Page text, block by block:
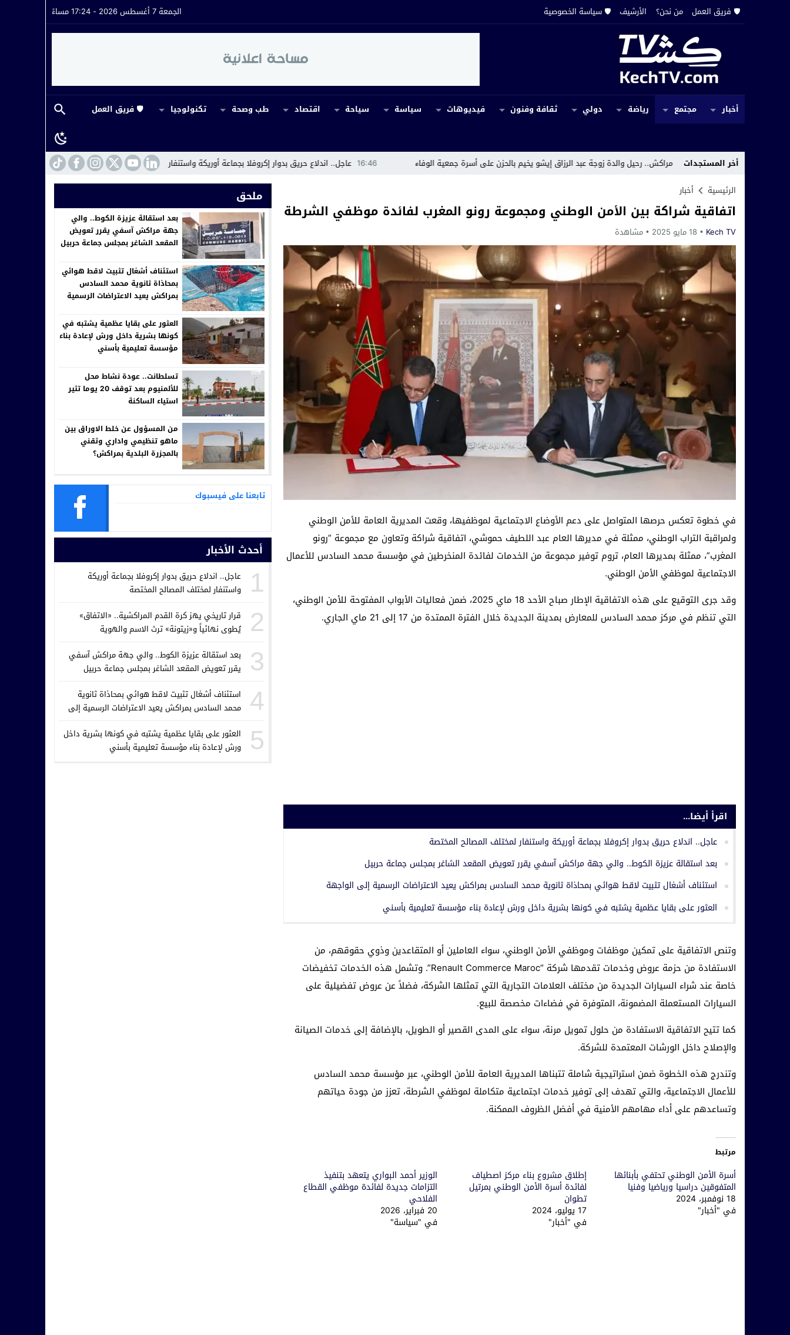
🛡️ فريق العمل من نحن؟ الأرشيف 🛡️ سياسة الخصوصية الجمعة 7 أغسطس 2026 - 17:24 مساءً
أخبار مجتمع رياضة دولي ثقافة وفنون فيديوهات سياسة سياحة اقتصاد طب وصحة تكنولوجيا 🛡️ فريق العمل
أخر المستجدات 16:46 عاجل.. اندلاع حريق بدوار إكروفلا بجماعة أوريكة واستنفار لمختلف المصالح المختصة 16:35 قرار تاريخي يهز كرة القدم
مراكش.. رحيل والدة زوجة عبد الرزاق إيشو يخيم بالحزن على أسرة جمعية الوفاء
الرئيسية
أخبار
اتفاقية شراكة بين الأمن الوطني ومجموعة رونو المغرب لفائدة موظفي الشرطة
Kech TV 18 مايو 2025 مشاهدة
في خطوة تعكس حرصها المتواصل على دعم الأوضاع الاجتماعية لموظفيها، وقعت المديرية العامة للأمن الوطني
ولمراقبة التراب الوطني، ممثلة في مديرها العام عبد اللطيف حموشي، اتفاقية شراكة وتعاون مع مجموعة “رونو
المغرب”، ممثلة بمديرها العام، تروم توفير مجموعة من الخدمات لفائدة المنخرطين في مؤسسة محمد السادس للأعمال
الاجتماعية لموظفي الأمن الوطني.
وقد جرى التوقيع على هذه الاتفاقية الإطار صباح الأحد 18 ماي 2025، ضمن فعاليات الأبواب المفتوحة للأمن الوطني،
التي تنظم في مركز محمد السادس للمعارض بمدينة الجديدة خلال الفترة الممتدة من 17 إلى 21 ماي الجاري.
اقرأ أيضا...
عاجل.. اندلاع حريق بدوار إكروفلا بجماعة أوريكة واستنفار لمختلف المصالح المختصة
بعد استقالة عزيزة الكوط.. والي جهة مراكش آسفي يقرر تعويض المقعد الشاغر بمجلس جماعة حربيل
استئناف أشغال تثبيت لاقط هوائي بمحاذاة ثانوية محمد السادس بمراكش يعيد الاعتراضات الرسمية إلى الواجهة
العثور على بقايا عظمية يشتبه في كونها بشرية داخل ورش لإعادة بناء مؤسسة تعليمية بأسني
وتنص الاتفاقية على تمكين موظفات وموظفي الأمن الوطني، سواء العاملين أو المتقاعدين وذوي حقوقهم، من
الاستفادة من حزمة عروض وخدمات تقدمها شركة “Renault Commerce Maroc”. وتشمل هذه الخدمات تخفيضات
خاصة عند شراء السيارات الجديدة من مختلف العلامات التجارية التي تمثلها الشركة، فضلاً عن عروض تفضيلية على
السيارات المستعملة المضمونة، المتوفرة في فضاءات مخصصة للبيع.
كما تتيح الاتفاقية الاستفادة من حلول تمويل مرنة، سواء على المدى القصير أو الطويل، بالإضافة إلى خدمات الصيانة
والإصلاح داخل الورشات المعتمدة للشركة.
وتندرج هذه الخطوة ضمن استراتيجية شاملة تتبناها المديرية العامة للأمن الوطني، عبر مؤسسة محمد السادس
للأعمال الاجتماعية، والتي تهدف إلى توفير خدمات اجتماعية متكاملة لموظفي الشرطة، تعزز من جودة حياتهم
وتساعدهم على أداء مهامهم الأمنية في أفضل الظروف الممكنة.
مرتبط
أسرة الأمن الوطني تحتفي بأبنائها
المتفوقين دراسيا ورياضيا وفنيا
18 نوفمبر، 2024
في "أخبار"
إطلاق مشروع بناء مركز اصطياف
لفائدة أسرة الأمن الوطني بمرتيل
تطوان
17 يوليو، 2024
في "أخبار"
الوزير أحمد البواري يتعهد بتنفيذ
التزامات جديدة لفائدة موظفي القطاع
الفلاحي
20 فبراير، 2026
في "سياسة"
ملحق
بعد استقالة عزيزة الكوط.. والي
جهة مراكش آسفي يقرر تعويض
المقعد الشاغر بمجلس جماعة حربيل
استئناف أشغال تثبيت لاقط هوائي
بمحاذاة ثانوية محمد السادس
بمراكش يعيد الاعتراضات الرسمية
العثور على بقايا عظمية يشتبه في
كونها بشرية داخل ورش لإعادة بناء
مؤسسة تعليمية بأسني
تسلطانت.. عودة نشاط محل
للألمنيوم بعد توقف 20 يوما تثير
استياء الساكنة
من المسؤول عن خلط الاوراق بين
ماهو تنظيمي واداري وثقني
بالمجزرة البلدية بمراكش؟
تابعنا على فيسبوك
أحدث الأخبار
1
عاجل.. اندلاع حريق بدوار إكروفلا بجماعة أوريكة
واستنفار لمختلف المصالح المختصة
2
قرار تاريخي يهز كرة القدم المراكشية.. «الاتفاق»
يُطوى نهائياً و«زيتونة» ترث الاسم والهوية
3
بعد استقالة عزيزة الكوط.. والي جهة مراكش آسفي
يقرر تعويض المقعد الشاغر بمجلس جماعة حربيل
4
استئناف أشغال تثبيت لاقط هوائي بمحاذاة ثانوية
محمد السادس بمراكش يعيد الاعتراضات الرسمية إلى
5
العثور على بقايا عظمية يشتبه في كونها بشرية داخل
ورش لإعادة بناء مؤسسة تعليمية بأسني